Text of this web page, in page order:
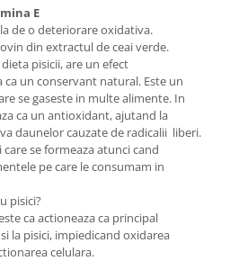
E
de o deteriorare oxidativa.
din extractul de ceai verde.
pisicii, are un efect
un conservant natural. Este un
se gaseste in multe alimente. In
ca un antioxidant, ajutand la
daunelor cauzate de radicalii liberi.
se formeaza atunci cand
pe care le consumam in
pisici?
ca actioneaza ca principal
la pisici, impiedicand oxidarea
celulara.